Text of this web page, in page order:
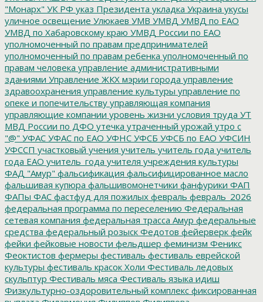
"Монарх" УК РФ указ Президента укладка Украина укусы
уличное освещение Улюкаев УМВ УМВД УМВД по ЕАО
УМВД по Хабаровскому краю УМВД России по ЕАО
уполномоченный по правам предпринимателей
уполномоченный по правам ребенка уполномоченный по
правам человека управление административными
зданиями Управление ЖКХ мэрии города управление
здравоохранения управление культуры управление по
опеке и попечительству управляющая компания
управляющие компании уровень жизни условия труда УТ
МВД России по ДФО утечка утраченный урожай утро с
"@" УФАС УФАС по ЕАО УФНС УФСБ УФСБ по ЕАО УФСИН
УФССП участковый учения учитель учитель года учитель
года ЕАО учитель_года учителя учреждения культуры
ФАД "Амур" фальсификация фальсифицированное масло
фальшивая купюра фальшивомонетчики фанфурики ФАП
ФАПы ФАС фастфуд для пожилых февраль февраль_2026
федеральная программа по переселению Федеральная
сетевая компания федеральная трасса Амур федеральные
средства федеральный розыск Федотов фейерверк фейк
фейки фейковые новости фельдшер феминизм Феникс
Феоктистов фермеры фестиваль фестиваль еврейской
культуры фестиваль красок Холи Фестиваль ледовых
скульптур Фестиваль мяса Фестиваль языка идиш
Физкультурно-оздоровительный комплекс фиксированная